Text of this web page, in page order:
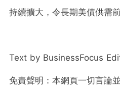
持續擴大，令長期美債供需
Text by BusinessFocus
免責聲明：本網頁一切言論